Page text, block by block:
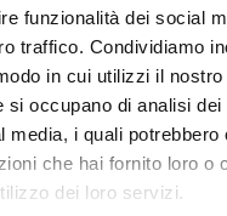
funzionalità dei social
traffico. Condividiamo
in cui utilizzi il
si occupano di analisi dei
media, i quali potrebbero
che hai fornito loro o
dei loro servizi.